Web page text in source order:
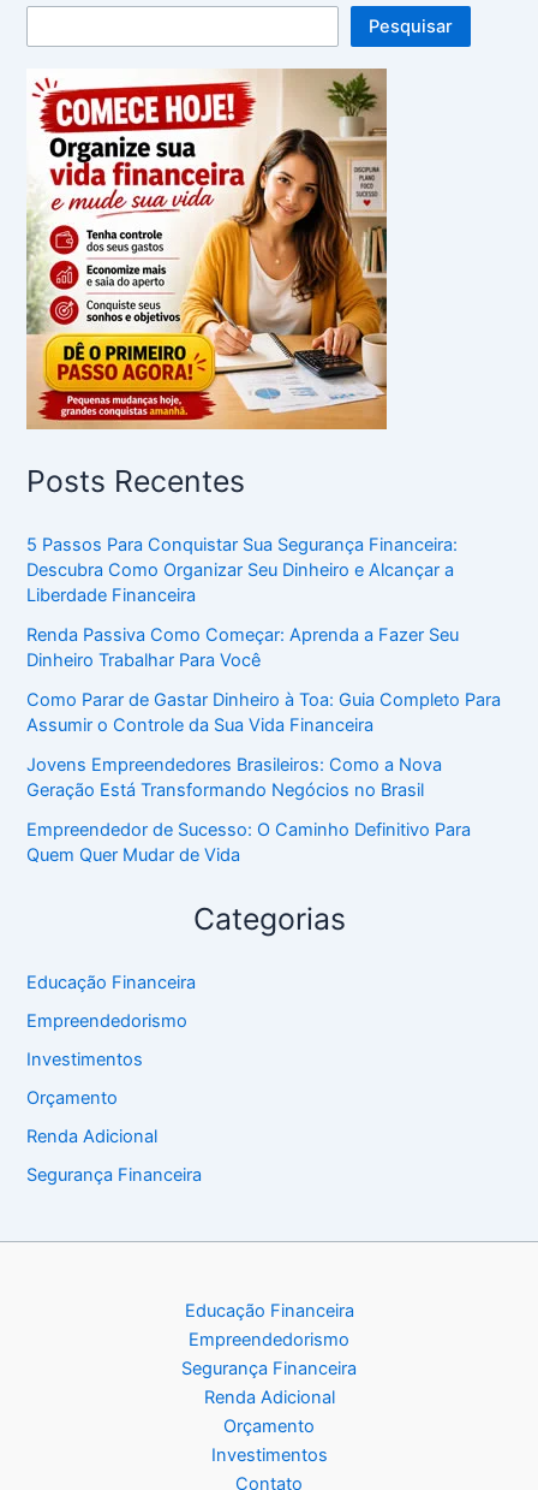
Pesquisar
Posts Recentes
5 Passos Para Conquistar Sua Segurança Financeira:
Descubra Como Organizar Seu Dinheiro e Alcançar a
Liberdade Financeira
Renda Passiva Como Começar: Aprenda a Fazer Seu
Dinheiro Trabalhar Para Você
Como Parar de Gastar Dinheiro à Toa: Guia Completo Para
Assumir o Controle da Sua Vida Financeira
Jovens Empreendedores Brasileiros: Como a Nova
Geração Está Transformando Negócios no Brasil
Empreendedor de Sucesso: O Caminho Definitivo Para
Quem Quer Mudar de Vida
Categorias
Educação Financeira
Empreendedorismo
Investimentos
Orçamento
Renda Adicional
Segurança Financeira
Educação Financeira
Empreendedorismo
Segurança Financeira
Renda Adicional
Orçamento
Investimentos
Contato